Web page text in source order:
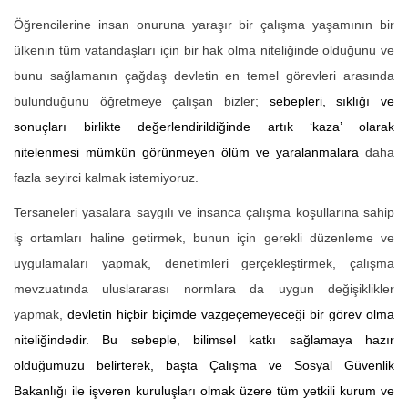
Öğrencilerine insan onuruna yaraşır bir çalışma yaşamının bir
ülkenin tüm vatandaşları için bir hak olma niteliğinde olduğunu ve
bunu sağlamanın çağdaş devletin en temel görevleri arasında
bulunduğunu öğretmeye çalışan bizler; sebepleri, sıklığı ve
sonuçları birlikte değerlendirildiğinde artık ‘kaza’ olarak
nitelenmesi mümkün görünmeyen ölüm ve yaralanmalara daha
fazla seyirci kalmak istemiyoruz.
Tersaneleri yasalara saygılı ve insanca çalışma koşullarına sahip
iş ortamları haline getirmek, bunun için gerekli düzenleme ve
uygulamaları yapmak, denetimleri gerçekleştirmek, çalışma
mevzuatında uluslararası normlara da uygun değişiklikler
yapmak, devletin hiçbir biçimde vazgeçemeyeceği bir görev olma
niteliğindedir. Bu sebeple, bilimsel katkı sağlamaya hazır
olduğumuzu belirterek, başta Çalışma ve Sosyal Güvenlik
Bakanlığı ile işveren kuruluşları olmak üzere tüm yetkili kurum ve